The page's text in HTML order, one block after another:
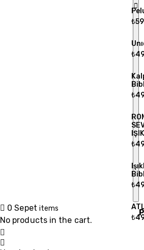
₺
₺
₺
₺
₺
₺
0 Sepet items
No products in the cart.